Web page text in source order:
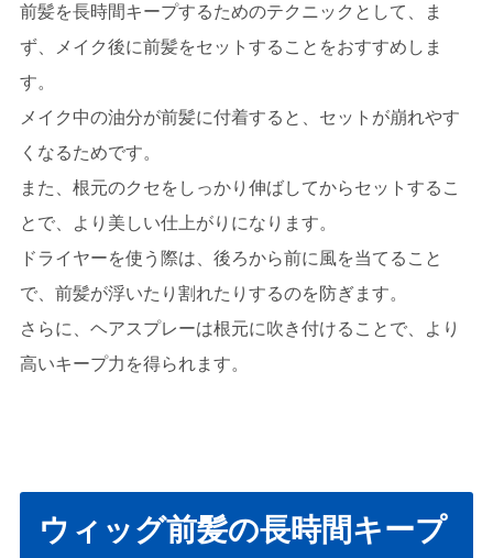
前髪を長時間キープするためのテクニックとして、ま
ず、メイク後に前髪をセットすることをおすすめしま
す。
メイク中の油分が前髪に付着すると、セットが崩れやす
くなるためです。
また、根元のクセをしっかり伸ばしてからセットするこ
とで、より美しい仕上がりになります。
ドライヤーを使う際は、後ろから前に風を当てること
で、前髪が浮いたり割れたりするのを防ぎます。
さらに、ヘアスプレーは根元に吹き付けることで、より
高いキープ力を得られます。
ウィッグ前髪の長時間キープ